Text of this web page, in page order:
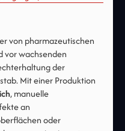
von pharmazeutischen
vor wachsenden
der
Mit einer Produktion
, manuelle
an
oder